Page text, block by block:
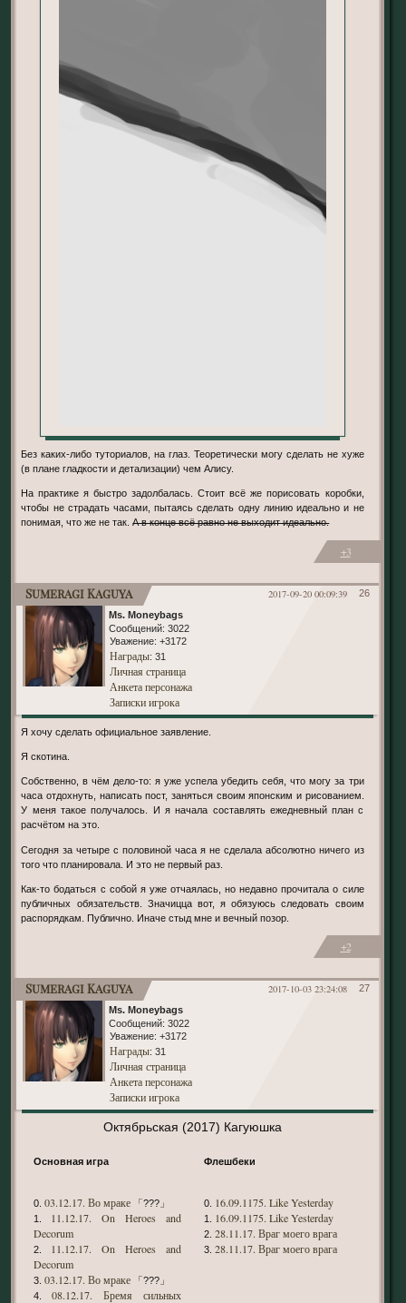
Без каких-либо туториалов, на глаз. Теоретически могу сделать не хуже
(в плане гладкости и детализации) чем Алису.
На практике я быстро задолбалась. Стоит всё же порисовать коробки,
чтобы не страдать часами, пытаясь сделать одну линию идеально и не
понимая, что же не так.А в конце всё равно не выходит идеально.
+3
26
2017-09-20 00:09:39
Sumeragi Kaguya
Ms. Moneybags
Сообщений: 3022
Уважение: +3172
Награды: 31
Личная страница
Анкета персонажа
Записки игрока
Я хочу сделать официальное заявление.
Я скотина.
Собственно, в чём дело-то: я уже успела убедить себя, что могу за три
часа отдохнуть, написать пост, заняться своим японским и рисованием.
У меня такое получалось. И я начала составлять ежедневный план с
расчётом на это.
Сегодня за четыре с половиной часа я не сделала абсолютно ничего из
того что планировала. И это не первый раз.
Как-то бодаться с собой я уже отчаялась, но недавно прочитала о силе
публичных обязательств. Значицца вот, я обязуюсь следовать своим
распорядкам. Публично. Иначе стыд мне и вечный позор.
+2
27
2017-10-03 23:24:08
Sumeragi Kaguya
Ms. Moneybags
Сообщений: 3022
Уважение: +3172
Награды: 31
Личная страница
Анкета персонажа
Записки игрока
Октябрьская (2017) Кагуюшка
Основная игра Флешбеки
0. 03.12.17. Во мраке「???」
1.
11.12.17. On Heroes and
Decorum
2.
11.12.17. On Heroes and
Decorum
3. 03.12.17. Во мраке「???」
4.08.12.17. Бремя сильных
0. 16.09.1175. Like Yesterday
1. 16.09.1175. Like Yesterday
2. 28.11.17. Враг моего врага
3. 28.11.17. Враг моего врага